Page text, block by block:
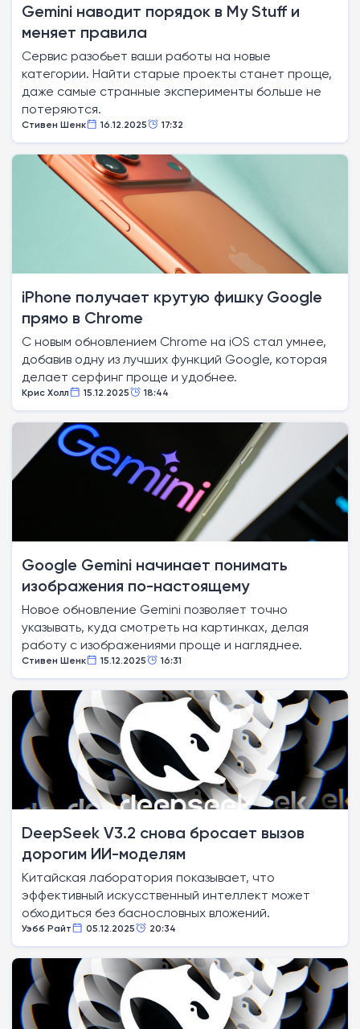
Gemini наводит порядок в My Stuff и
меняет правила
Сервис разобьет ваши работы на новые
категории. Найти старые проекты станет проще,
даже самые странные эксперименты больше не
потеряются.
Стивен Шенк 16.12.2025 17:32
iPhone получает крутую фишку Google
прямо в Chrome
С новым обновлением Chrome на iOS стал умнее,
добавив одну из лучших функций Google, которая
делает серфинг проще и удобнее.
Крис Холл 15.12.2025 18:44
Google Gemini начинает понимать
изображения по-настоящему
Новое обновление Gemini позволяет точно
указывать, куда смотреть на картинках, делая
работу с изображениями проще и нагляднее.
Стивен Шенк 15.12.2025 16:31
DeepSeek V3.2 снова бросает вызов
дорогим ИИ-моделям
Китайская лаборатория показывает, что
эффективный искусственный интеллект может
обходиться без баснословных вложений.
Уэбб Райт 05.12.2025 20:34